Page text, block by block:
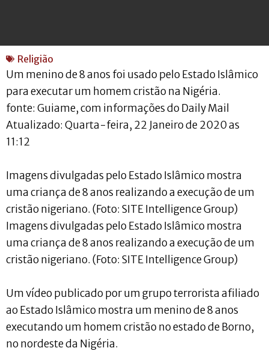
Religião
Um menino de 8 anos foi usado pelo Estado Islâmico
para executar um homem cristão na Nigéria.
fonte: Guiame, com informações do Daily Mail
Atualizado: Quarta-feira, 22 Janeiro de 2020 as
11:12
Imagens divulgadas pelo Estado Islâmico mostra
uma criança de 8 anos realizando a execução de um
cristão nigeriano. (Foto: SITE Intelligence Group)
Imagens divulgadas pelo Estado Islâmico mostra
uma criança de 8 anos realizando a execução de um
cristão nigeriano. (Foto: SITE Intelligence Group)
Um vídeo publicado por um grupo terrorista afiliado
ao Estado Islâmico mostra um menino de 8 anos
executando um homem cristão no estado de Borno,
no nordeste da Nigéria.